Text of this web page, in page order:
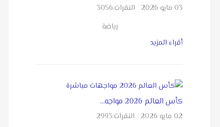
03 مايو 2026 النقرات:3056
رياضة
أقراء المزيد
كأس العالم 2026 مواجه…
02 مايو 2026 النقرات:2993